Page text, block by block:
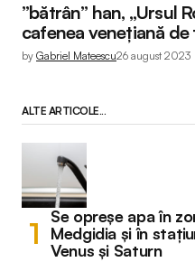
”bătrân” han, „Ursul
cafenea venețiană de
by Gabriel Mateescu26 august 2023
ALTE ARTICOLE...
Se opreșe apa în
Medgidia și în
Venus și Saturn